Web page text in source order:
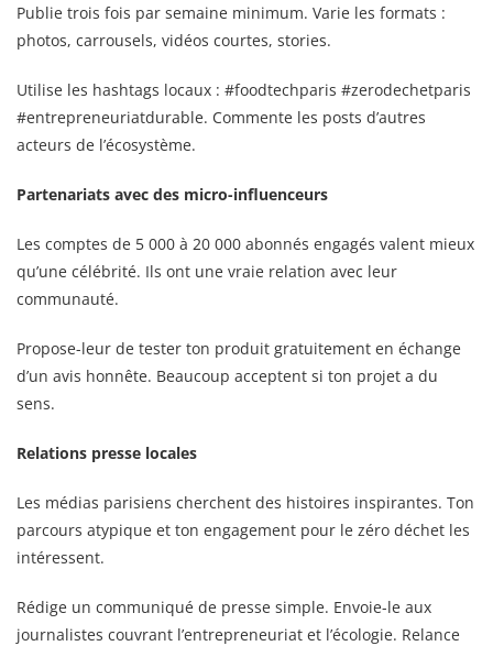
Publie trois fois par semaine minimum. Varie les formats :
photos, carrousels, vidéos courtes, stories.
Utilise les hashtags locaux : #foodtechparis #zerodechetparis
#entrepreneuriatdurable. Commente les posts d’autres
acteurs de l’écosystème.
Partenariats avec des micro-influenceurs
Les comptes de 5 000 à 20 000 abonnés engagés valent mieux
qu’une célébrité. Ils ont une vraie relation avec leur
communauté.
Propose-leur de tester ton produit gratuitement en échange
d’un avis honnête. Beaucoup acceptent si ton projet a du
sens.
Relations presse locales
Les médias parisiens cherchent des histoires inspirantes. Ton
parcours atypique et ton engagement pour le zéro déchet les
intéressent.
Rédige un communiqué de presse simple. Envoie-le aux
journalistes couvrant l’entrepreneuriat et l’écologie. Relance